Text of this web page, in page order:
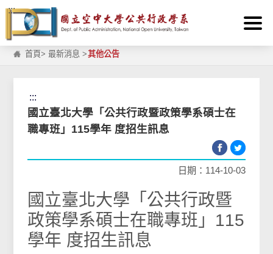
跳到主要內容區塊
:::
首頁>最新消息 >其他公告
:::
國立臺北大學「公共行政暨政策學系碩士在
職專班」115學年 度招生訊息
日期：114-10-03
國立臺北大學「公共行政暨
政策學系碩士在職專班」115
學年 度招生訊息